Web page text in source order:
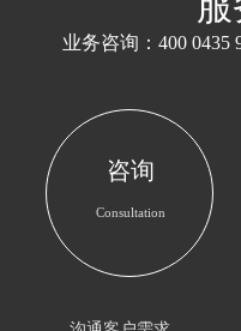
业务咨询：400 0435
咨询
Consultation